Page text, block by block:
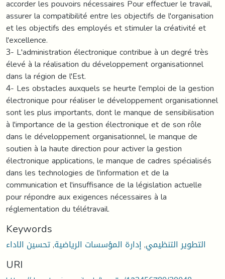
Keywords
التطوير التنظيمي,إدارة المؤسسات الرياضية,تحسين الاداء
URI